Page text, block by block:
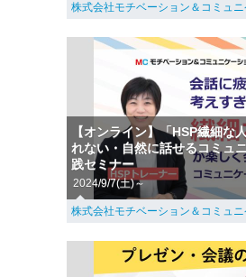
株式会社モチベーション＆コミュ
【オンライン】「HSP繊細な
れない・自然に話せるコミュ
践セミナー
2024/9/7(土)～
株式会社モチベーション＆コミュ